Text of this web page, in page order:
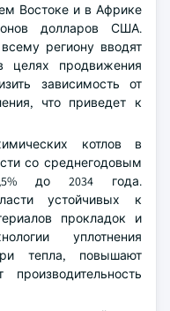
Востоке и в Африке
долларов США.
региону вводят
целях продвижения
зависимость от
что приведет к
котлов в
со среднегодовым
до 2034 года.
устойчивых к
прокладок и
уплотнения
тепла, повышают